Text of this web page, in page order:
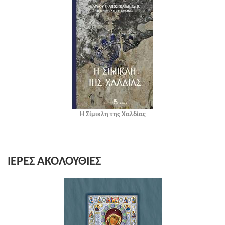
Η Σίμικλη της Χαλδίας
ΙΕΡΕΣ ΑΚΟΛΟΥΘΙΕΣ